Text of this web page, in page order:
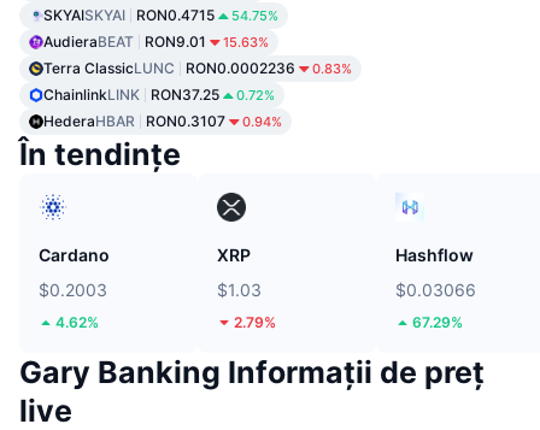
SKYAISKYAI RON0.4715 54.75%
AudieraBEAT RON9.01 15.63%
Terra ClassicLUNC RON0.0002236 0.83%
ChainlinkLINK RON37.25 0.72%
HederaHBAR RON0.3107 0.94%
În tendințe
Cardano
$0.2003
4.62%
XRP
$1.03
2.79%
Hashflow
$0.03066
67.29%
Gary Banking Informații de preț
live